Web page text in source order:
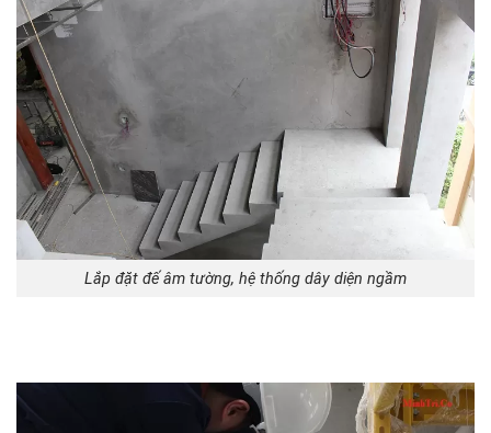
Lắp đặt đế âm tường, hệ thống dây diện ngầm